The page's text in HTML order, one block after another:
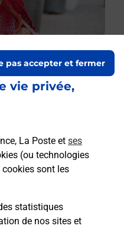
vie privée,
La Poste et ses
(ou technologies
sont les
statistiques
de nos sites et
pas accepter et fermer